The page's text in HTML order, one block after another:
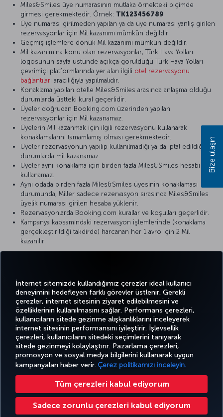
İnternet sitemizde kullandığımız çerezler ideal kullanıcı
deneyimini hedefleyen farklı görevler üstlenir. Gerekli
çerezler, internet sitesinin ziyaret edilebilmesini ve
özelliklerinin kullanılmasını sağlar. Performans çerezleri,
kullanıcıların sitede gezinme alışkanlıklarını inceleyerek
internet sitesinin performansını iyileştirir. İşlevsellik
çerezleri, kullanıcıların sitedeki seçimlerini tanıyarak
sitede gezinmeyi kolaylaştırır. Pazarlama çerezleri,
promosyon ve sosyal medya bilgilerini kullanarak uygun
kampanyaları haber verir. Çerez politikamızı inceleyin.
Tüm çerezleri kabul ediyorum
Sadece zorunlu çerezleri kabul ediyorum
Miles&Smiles üye numarasının mutlaka örnekteki biçimde
girmesi gerekmektedir. Örnek: TK123456789
Üye numarası girilmeden yapılan ya da üye numarası yanlış girilen
rezervasyonlar için Mil kazanımı mümkün değildir.
Geçmiş işlemlere dönük Mil kazanımı mümkün değildir.
Mil kazanımına konu olan rezervasyonlar, Türk Hava Yolları
logosunun sayfa üstünde açıkça görüldüğü Türk Hava Yolları
çevrimiçi platformlarında yer alan ilgili otel rezervasyonu
bağlantıları aracılığıyla yapılmalıdır.
Konaklama yapılan otelle Miles&Smiles arasında anlaşma olduğu
durumlarda üstteki kural geçerlidir.
Üyeler doğrudan Booking.com üzerinden yapılan
rezervasyonlar için Mil kazanamaz.
Üyelerin Mil kazanmak için ilgili rezervasyonu kullanarak
konaklamalarını tamamlamış olması gerekmektedir.
Üyeler rezervasyonun yapılıp kullanılmadığı ya da iptal edildiği
durumlarda mil kazanamaz.
Üyeler aynı konaklama için birden fazla Miles&Smiles hesabı
kullanamaz.
Aynı odada birden fazla Miles&Smiles üyesinin konaklaması
durumunda, Miller sadece rezervasyon sırasında Miles&Smiles
üyelik numarası girilen hesaba yüklenir.
Rezervasyonlarda Booking.com kurallar ve koşulları geçerlidir.
Kampanya kapsamındaki rezervasyon işlemlerinde (konaklama
gerçekleştirildiği takdirde) harcanan her 1 avro için 2 Mil
kazanılır.
TwitterFacebook
Instagram
YoutubeLinkedIn
TiktokBlogPinterest
BİLET
AL VE
YÖNET
DENEYİM
FIRSATLAR
VE UÇUŞ
NOKTALARI
YARDIM
TURKISH
AIRLINES
HOLIDAYS
MILES&SMILES
Bilgi Toplumu Hizmetleri Erişilebilirlik Gizlilik ve Çerez Politikası Yasal Uyarı Yolcu Hakları
Çerez Ayarlarını Değiştir
Bize ulaşın